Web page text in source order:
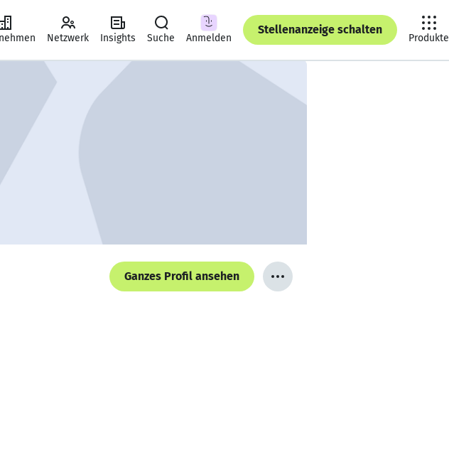
Netzwerk Insights Suche Anmelden
Stellenanzeige schalten
Produkte
Ganzes Profil ansehen